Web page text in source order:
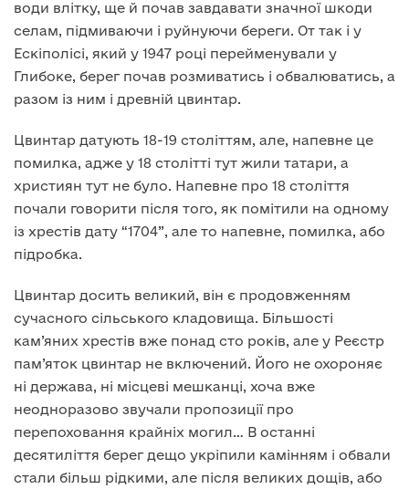
води влітку, ще й почав завдавати значної шкоди
селам, підмиваючи і руйнуючи береги. От так і у
Ескіполісі, який у 1947 році перейменували у
Глибоке, берег почав розмиватись і обвалюватись, а
разом із ним і древній цвинтар.
Цвинтар датують 18-19 століттям, але, напевне це
помилка, адже у 18 столітті тут жили татари, а
християн тут не було. Напевне про 18 століття
почали говорити після того, як помітили на одному
із хрестів дату “1704”, але то напевне, помилка, або
підробка.
Цвинтар досить великий, він є продовженням
сучасного сільського кладовища. Більшості
кам’яних хрестів вже понад сто років, але у Реєстр
пам’яток цвинтар не включений. Його не охороняє
ні держава, ні місцеві мешканці, хоча вже
неодноразово звучали пропозиції про
перепоховання крайніх могил… В останні
десятиліття берег дещо укріпили камінням і обвали
стали більш рідкими, але після великих дощів, або